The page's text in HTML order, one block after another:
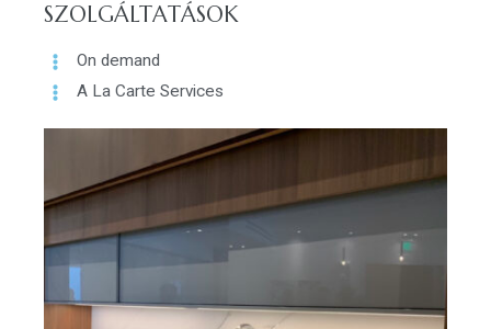
SZOLGÁLTATÁSOK
On demand
A La Carte Services